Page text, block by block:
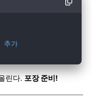
추가
린다. 포장 준비!